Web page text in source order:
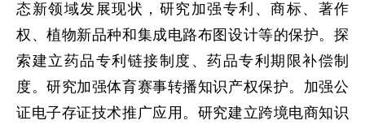
态新领域发展现状，研究加强专利、商标、著作
权、植物新品种和集成电路布图设计等的保护。探
索建立药品专利链接制度、药品专利期限补偿制
度。研究加强体育赛事转播知识产权保护。加强公
证电子存证技术推广应用。研究建立跨境电商知识